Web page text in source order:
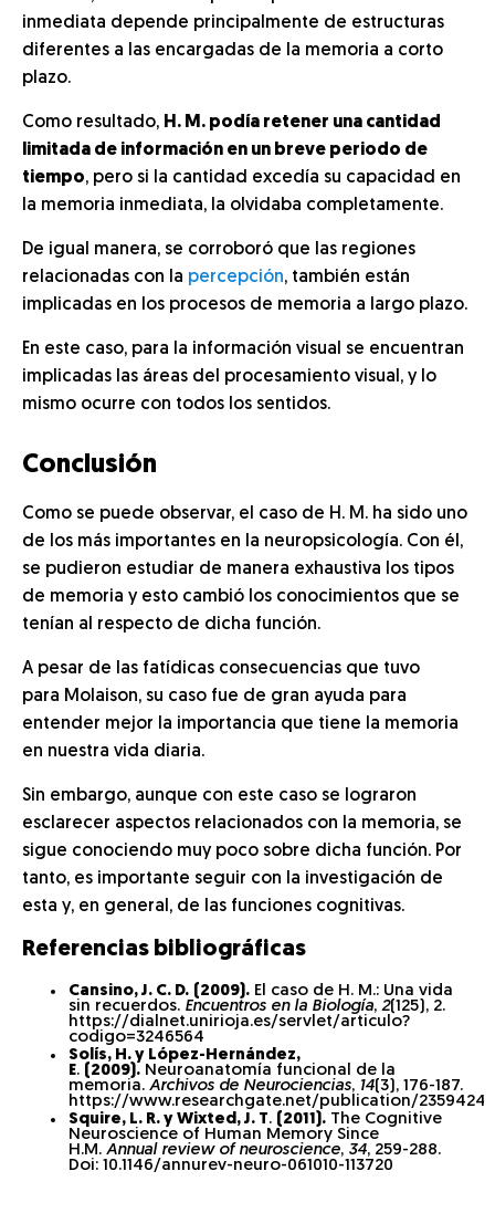
inmediata depende principalmente de estructuras
diferentes a las encargadas de la memoria a corto
plazo.
Como resultado, H. M. podía retener una cantidad
limitada de información en un breve periodo de
tiempo, pero si la cantidad excedía su capacidad en
la memoria inmediata, la olvidaba completamente.
De igual manera, se corroboró que las regiones
relacionadas con la percepción, también están
implicadas en los procesos de memoria a largo plazo.
En este caso, para la información visual se encuentran
implicadas las áreas del procesamiento visual, y lo
mismo ocurre con todos los sentidos.
Conclusión
Como se puede observar, el caso de H. M. ha sido uno
de los más importantes en la neuropsicología. Con él,
se pudieron estudiar de manera exhaustiva los tipos
de memoria y esto cambió los conocimientos que se
tenían al respecto de dicha función.
A pesar de las fatídicas consecuencias que tuvo
para Molaison, su caso fue de gran ayuda para
entender mejor la importancia que tiene la memoria
en nuestra vida diaria.
Sin embargo, aunque con este caso se lograron
esclarecer aspectos relacionados con la memoria, se
sigue conociendo muy poco sobre dicha función. Por
tanto, es importante seguir con la investigación de
esta y, en general, de las funciones cognitivas.
Referencias bibliográficas
Cansino, J. C. D. (2009). El caso de H. M.: Una vida
sin recuerdos. Encuentros en la Biología, 2(125), 2.
https://dialnet.unirioja.es/servlet/articulo?
codigo=3246564
Solís, H. y López-Hernández,
E. (2009). Neuroanatomía funcional de la
memoria. Archivos de Neurociencias, 14(3), 176-187.
https://www.researchgate.net/publication/
Squire, L. R. y Wixted, J. T. (2011). The Cognitive
Neuroscience of Human Memory Since
H.M. Annual review of neuroscience, 34, 259-288.
Doi: 10.1146/annurev-neuro-061010-113720